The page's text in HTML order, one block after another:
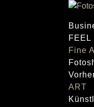
FEEL
Fine
ART